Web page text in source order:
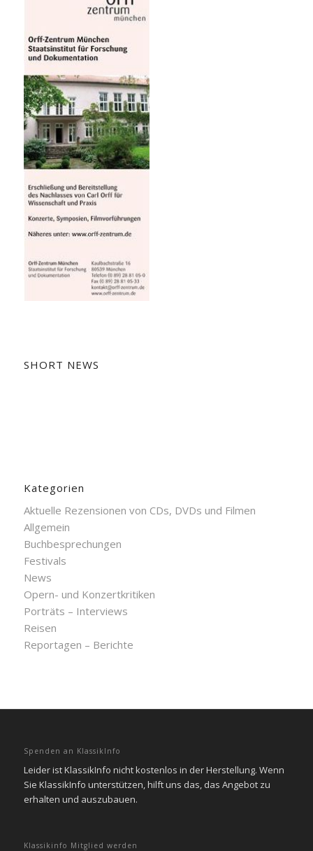
SHORT NEWS
Kategorien
Aktuelle Rezensionen von CDs, DVDs und Filmen
Allgemein
Buchbesprechungen
Festivals
News
Opern- und Konzertkritiken
Porträts – Interviews
Reisen
Reportagen – Berichte
Spenden an KlassikInfo
Leider ist KlassikInfo nicht kostenlos in der Herstellung. Wenn
Sie KlassikInfo unterstützen, hilft uns das, das Angebot zu
erhalten und auszubauen.
Klassikinfo Mitglied werden